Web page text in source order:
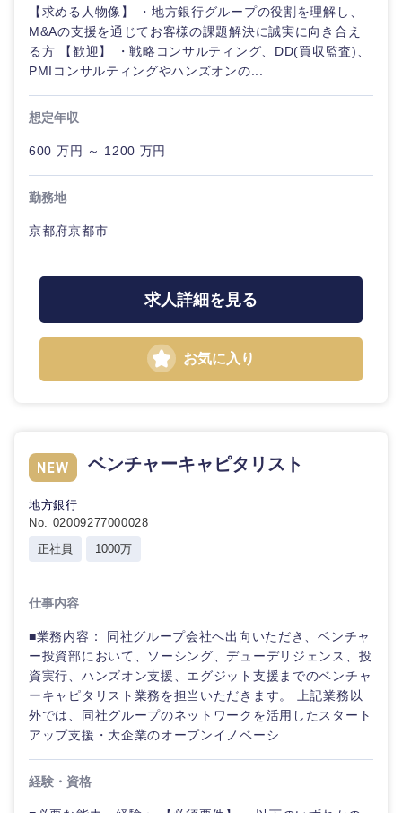
甲信越・北陸
石川県 福井県
山梨県
【求める人物像】 ・地方銀行グループの役割を理解し、
M&Aの支援を通じてお客様の課題解決に誠実に向き合え
る方 【歓迎】 ・戦略コンサルティング、DD(買収監査)、
PMIコンサルティングやハンズオンの...
想定年収
600 万円 ～ 1200 万円
勤務地
京都府京都市
求人詳細を見る
お気に入り
ベンチャーキャピタリスト
地方銀行
No. 02009277000028
正社員
1000万
仕事内容
■業務内容： 同社グループ会社へ出向いただき、ベンチャ
ー投資部において、ソーシング、デューデリジェンス、投
資実行、ハンズオン支援、エグジット支援までのベンチャ
ーキャピタリスト業務を担当いただきます。 上記業務以
外では、同社グループのネットワークを活用したスタート
アップ支援・大企業のオープンイノベーシ...
経験・資格